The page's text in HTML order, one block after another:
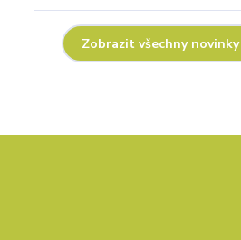
Zobrazit všechny novinky